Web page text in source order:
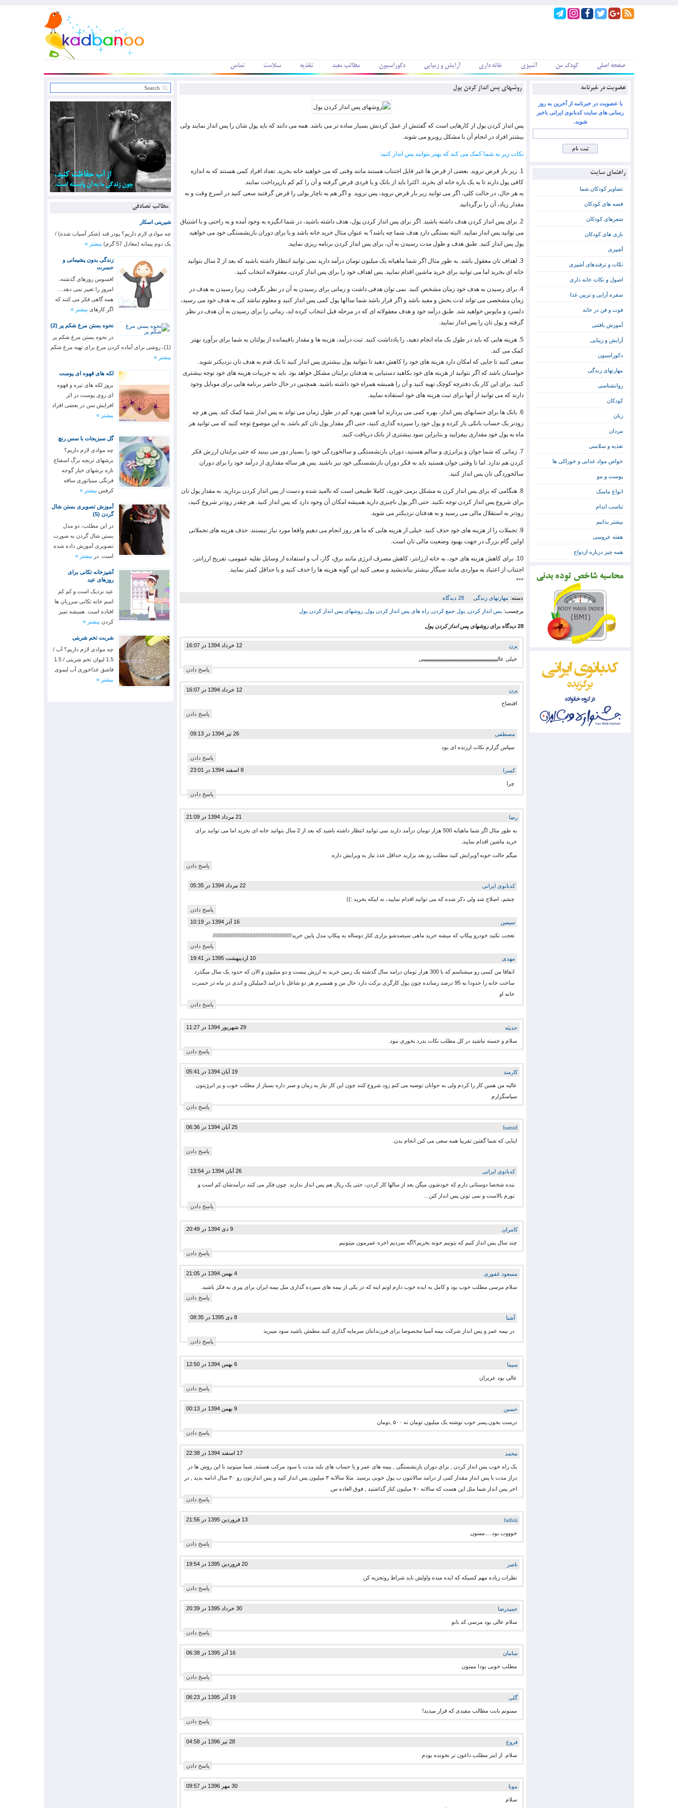
صفحه اصلی کودک من آشپزی خانه داری آرایش و زیبایی دکوراسیون مطالب مفید تغذیه سلامت تماس
روشهای پس انداز کردن پول
پس انداز کردن پول از کارهایی است که گفتنش از عمل کردنش بسیار ساده تر می باشد. همه می دانند که باید پول شان را پس انداز نمایند ولی
بیشتر افراد در انجام آن با مشکل روبرو می شوند.
نکات زیر به شما کمک می کند که بهتر بتوانید پس انداز کنید:
1. زیر بار قرض نروید. بعضی از قرض ها غیر قایل اجتناب هستند مانند وقتی که می خواهید خانه بخرید. تعداد افراد کمی هستند که به اندازه
کافی پول دارند تا به یک باره خانه ای بخرند. اکثرا باید از بانک و یا فردی قرض گرفته و آن را کم کم بازپرداخت نمایند.
به هر حال، در حالت کلی، اگر می توانید زیر بار قرض نروید، پس نروید. و اگر هم به ناچار پولی را قرض گرفتید سعی کنید در اسرع وقت و به
مقدار زیاد، آن را برگردانید.
2. برای پس انداز کردن هدف داشته باشید. اگر برای پس انداز کردن پول، هدف داشته باشید، در شما انگیزه به وجود آمده و به راحتی و با اشتیاق
می توانید پس انداز نمایید. البته بستگی دارد هدف شما چه باشد؟ به عنوان مثال خرید خانه باشد و یا برای دوران بازنشستگی خود می خواهید
پول پس انداز کنید. طبق هدف و طول مدت رسیدن به آن، برای پس انداز کردن برنامه ریزی نمایید.
3. اهداف تان معقول باشد. به طور مثال اگر شما ماهیانه یک میلیون تومان درآمد دارید نمی توانید انتظار داشته باشید که بعد از 2 سال بتوانید
خانه ای بخرید اما می توانید برای خرید ماشین اقدام نمایید. پس اهداف خود را برای پس انداز کردن، معقولانه انتخاب کنید.
4. برای رسیدن به هدف خود زمان مشخص کنید. نمی توان هدفی داشت و زمانی برای رسیدن به آن در نظر نگرفت. زیرا رسیدن به هدف در
زمان مشخصی می تواند لذت بخش و مفید باشد و اگر قرار باشد شما سالها پول کمی پس انداز کنید و معلوم نباشد کی به هدف خود می رسید،
دلسرد و مایوس خواهید شد. طبق درآمد خود و هدف معقولانه ای که در مرحله قبل انتخاب کرده اید، زمانی را برای رسیدن به آن هدف در نظر
گرفته و پول تان را پس انداز نمایید.
5. هزینه هایی که باید در طول یک ماه انجام دهید، را یادداشت کنید. ثبت درآمد، هزینه ها و مقدار باقیمانده از پولتان به شما برای برآورد بهتر
کمک می کند.
سعی کنید تا جایی که امکان دارد هزینه های خود را کاهش دهید تا بتوانید پول بیشتری پس انداز کنید تا یک قدم به هدف تان نزدیکتر شوید.
حواستان باشد که اگر نتوانید از هزینه های خود بکاهید دستیابی به هدفتان برایتان مشکل خواهد بود. باید به جزییات هزینه های خود توجه بیشتری
کنید. برای این کار یک دفترچه کوچک تهیه کنید و آن را همیشه همراه خود داشته باشید. همچنین در حال حاضر برنامه هایی برای موبایل وجود
دارند که می توانید از آنها برای ثبت هزینه های خود استفاده نمایید.
6. بانک ها برای حسابهای پس انداز، بهره کمی می پردازند اما همین بهره کم در طول زمان می تواند به پس انداز شما کمک کند. پس هر چه
زودتر یک حساب بانکی باز کرده و پول خود را سپرده گذاری کنید، حتی اگر مقدار پول تان کم باشد. به این موضوع توجه کنید که می توانید هر
ماه به پول خود مقداری بیفزایید و بنابراین سود بیشتری از بانک دریافت کنید.
7. زمانی که شما جوان و پرانرژی و سالم هستید، دوران بازنشستگی و سالخوردگی خود را بسیار دور می بینید که حتی برایتان ارزش فکر
کردن هم ندارد. اما تا وقتی جوان هستید باید به فکر دوران بازنشسنگی خود نیز باشید. پس هر ساله مقداری از درآمد خود را برای دوران
سالخوردگی تان پس انداز کنید.
8. هنگامی که برای پس انداز کرن به مشکل برمی خورید، کاملا طبیعی است که ناامید شده و دست از پس انداز کردن بردارید. به مقدار پول تان
برای شروع پس انداز کردن توجه نکنید. حتی اگر پول ناچیزی دارید همیشه امکان آن وجود دارد که پس انداز کنید. هر چقدر زودتر شروع کنید،
زودتر به استقلال مالی می رسید و به هدفتان نزدیکتر می شوید.
9. تجملات را از هزینه های خود حذف کنید. خیلی از هزینه هایی که ما هر روز انجام می دهیم واقعا مورد نیاز نیستند. حذف هزینه های تجملاتی
اولین گام بزرگ در جهت بهبود وضعیت مالی تان است.
10. برای کاهش هزینه های خود، به خانه ارزانتر، کاهش مصرف انرژی مانند برق، گاز، آب و استفاده از وسایل نقلیه عمومی، تفریح ارزانتر،
اجتناب از اعتیاد به مواردی مانند سیگار بیشتر بیاندیشید و سعی کنید این گونه هزینه ها را حذف کنید و یا حداقل کمتر نمایید.
***
دسته: مهارتهای زندگی 28 دیدگاه
برچسب: پس انداز کردن پول جمع کردن راه های پس انداز کردن پول روشهای پس انداز کردن پول
28 دیدگاه برای روشهای پس انداز کردن پول
پرن 12 خرداد 1394 در 16:07
خیلی عالیییییییییییییییییییییییییییییییییییییییییییییییییی
پاسخ دادن
پرن 12 خرداد 1394 در 16:07
افتضاح
پاسخ دادن
مصطفی 26 تیر 1394 در 09:13
سپاس گزارم نکات ارزنده ای بود
پاسخ دادن
کسرا 8 اسفند 1394 در 23:01
چرا
پاسخ دادن
رضا 21 مرداد 1394 در 21:09
به طور مثال اگر شما ماهیانه 500 هزار تومان درآمد دارید نمی توانید انتظار داشته باشید که بعد از 2 سال بتوانید خانه ای بخرید اما می توانید برای
خرید ماشین اقدام نمایید.
میگم حالت خوبه؟ویرایش کنید مطلب رو بعد بزارید.حداقل عدد نیاز به ویرایش داره.
پاسخ دادن
کدبانوی ایرانی 22 مرداد 1394 در 05:35
چشم، اصلاح شد ولی ذکر شده که می توانید اقدام نمایید، نه اینکه بخرید :))
پاسخ دادن
سیمین 16 آذر 1394 در 10:19
تعجب نکنید خودرو پیکاپ که میشه خرید ماهی سیصدشو بزاری کنار دوساله یه پیکاپ مدل پایین خرید////////////////////////////////////////////////////
پاسخ دادن
مهدی 10 اردیبهشت 1395 در 19:41
اتفاقا من کسی رو میشناسم که با 300 هزار تومان درامد سال گذشته یک زمین خرید به ارزش بیست و دو میلیون و الان که حدود یک سال میگذرد
ساخت خانه را حدودا به 95 درصد رسانده چون پول کارگری برکت دارد حال من و همسرم هر دو شاغل با درامد 3میلیکن و اندی در ماه در حسرت
خانه او
پاسخ دادن
حديثه 29 شهریور 1394 در 11:27
سلام و خسته نباشید در کل مطلب نکات بدرد بخوری نبود.
پاسخ دادن
كارمند 19 آبان 1394 در 05:41
عالیه من همین کار را کردم ولی به جوانان توصیه می کنم زود شروع کنند چون این کار نیاز به زمان و صبر داره بسیار از مطلب خوب و پر انر‍ژیتون
سپاسگزارم
پاسخ دادن
hamid 25 آبان 1394 در 06:36
اینایی که شما گفتین تقریبا همه سعی می کنن انجام بدن.
پاسخ دادن
کدبانوی ایرانی 26 آبان 1394 در 13:54
بنده شخصا دوستانی دارم که خودشون میگن بعد از سالها کار کردن، حتی یک ریال هم پس انداز ندارند. چون فکر می کنند درآمدشان کم است و
تورم بالاست و نمی تونن پس انداز کنن…
پاسخ دادن
كامران 9 دی 1394 در 20:49
چند سال پس انداز کنیم که بتونیم خونه بخریم؟اگه نمردیم اخره عمرمون میتونیم
پاسخ دادن
مسعود غفوری 4 بهمن 1394 در 21:05
سلام مرسی مطلب خوب بود و کامل یه ایده خوب دارم اونم اینه که در یکی از بیمه های سپرده گذاری مثل بیمه ایران برای پیری به فکر باشید.
پاسخ دادن
آشنا 8 دی 1395 در 08:35
در بیمه عمر و پس انداز شرکت بیمه آسیا مخصوصا برای فرزندانتان سرمایه گذاری کنید.مطمئن باشید سود میبرید
پاسخ دادن
سیما 6 بهمن 1394 در 12:50
عالی بود عریران
پاسخ دادن
حسین 9 بهمن 1394 در 00:13
درست بخون.پسر خوب نوشته یک میلیون تومان نه ۵۰۰ ,تومان
پاسخ دادن
محمد 17 اسفند 1394 در 22:38
یک راه خوب پس انداز کردن , برای دوران بازنشستگی , بیمه های عمر و یا حساب های بلند مدت با سود مرکب هستند, شما میتونید با این روش ها در
دراز مدت با پس انداز مقدار کمی از درامد سالانتون ب پول خوبی برسید. مثلا سالانه ۳ میلیون پس انداز کنید و پس اندازتون رو ۳۰ سال ادامه بدید , در
اخر پس انداز شما مثل این هست که سالانه ۷۰ میلیون کنار گذاشتید , فوق العاده س.
پاسخ دادن
fathiii 13 فروردین 1395 در 21:56
خوووب بود….ممنون
پاسخ دادن
ناصر 20 فروردین 1395 در 19:54
نظرات زیاده مهم کسیکه که ایده میده واولش باید شراط روتجزیه کن
پاسخ دادن
حمیدرضا 30 خرداد 1395 در 20:39
سلام عالی بود مرسی کد بانو
پاسخ دادن
سامان 16 آذر 1395 در 06:38
مطلب خوبی بود! ممنون
پاسخ دادن
گلی 19 آذر 1395 در 06:23
ممنونم بابت مطالب مفیدی که قرار میدید!
پاسخ دادن
فروغ 28 تیر 1396 در 04:58
سلام. از اینر مطلب داغون تر نخونده بودم
پاسخ دادن
مونا 30 مهر 1396 در 09:57
سلام
مطالب تصادفی
شیرینی اسکار
چه موادی لازم داریم؟ پودر قند (شکر آسیاب شده) /
یک دوم پیمانه (معادل 57 گرم)
بیشتر »
زندگی بدون پشیمانی و
حسرت
افسوس روزهای گذشته،
امروز را تغییر نمی دهد…
همه گاهی فکر می کنند که
اگر کارهای بیشتر »
نحوه بستن مرغ شکم پر (2)
در نحوه بستن مرغ شکم پر
(1)، روشی برای آماده کردن مرغ برای تهیه مرغ شکم
بیشتر »
لکه های قهوه ای پوست
بروز لکه های تیره و قهوه
ای روی پوست در اثر
افزایش سن در بعضی افراد
بیشتر »
گل سبزیجات با سس رنچ
چه موادی لازم داریم؟
برشهای تربچه برگ اسفناج
تازه برشهای خیار گوجه
فرنگی مینیاتوری ساقه
کرفس بیشتر »
آموزش تصویری بستن شال
گردن (5)
در این مطلب، دو مدل
بستن شال گردن به صورت
تصویری آموزش داده شده
است. در بیشتر »
آشپزخانه تکانی برای
روزهای عید
عید نزدیک است و کم کم
اسم خانه تکانی سرزبان ها
افتاده است. همیشه تمیز
کردن بیشتر »
شربت تخم شربتی
چه موادی لازم داریم؟ آب /
1.5 لیوان تخم شربتی / 1.5
قاشق غذاخوری آب لیموی
بیشتر »
عضویت در خبرنامه
با عضویت در خبرنامه از آخرین به روز
رسانی های سایت کدبانوی ایرانی باخبر
شوید.
راهنمای سایت
تصاویر کودکان شما
قصه های کودکان
شعرهای کودکان
بازی های کودکان
آشپزی
نکات و ترفندهای آشپزی
اصول و نکات خانه داری
سفره آرایی و تزیین غذا
فوت و فن در خانه
آموزش بافتنی
آرایش و زیبایی
دکوراسیون
مهارتهای زندگی
روانشناسی
کودکان
زنان
مردان
تغذیه و سلامتی
خواص مواد غذایی و خوراکی ها
پوست و مو
انواع ماسک
تناسب اندام
بیشتر بدانیم
هفته عروسی
همه چیز درباره ازدواج